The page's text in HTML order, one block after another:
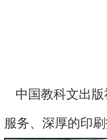
中国教科文出
服务、深厚的印